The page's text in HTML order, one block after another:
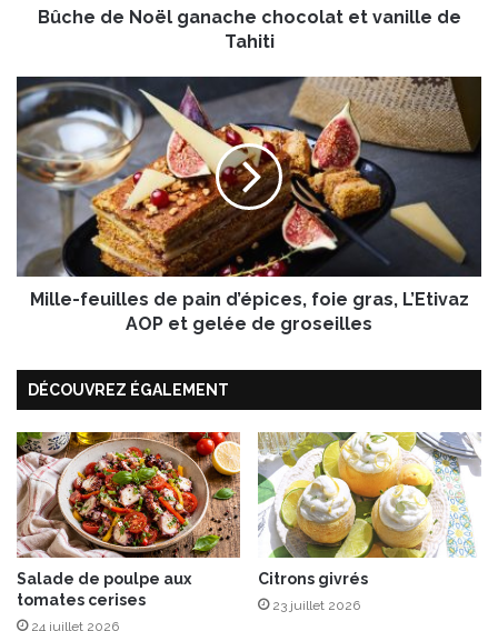
a
n
a
c
h
o
e
t
v
a
n
i
l
l
e
d
Bûche de Noël ganache chocolat et vanille de
Tahiti
M
i
l
l
e
e
u
e
d
e
p
a
i
n
d
’
é
p
Mille-feuilles de pain d’épices, foie gras, L’Etivaz
AOP et gelée de groseilles
DÉCOUVREZ ÉGALEMENT
Salade de poulpe aux
tomates cerises
24 juillet 2026
Citrons givrés
23 juillet 2026